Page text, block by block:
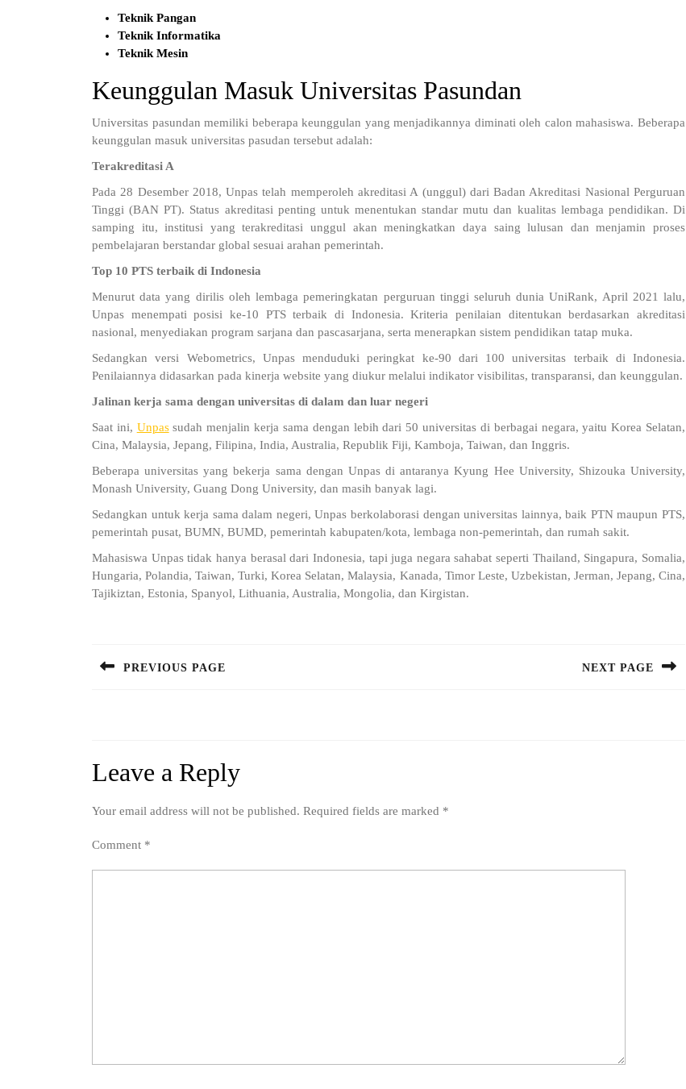
Teknik Pangan
Teknik Informatika
Teknik Mesin
Keunggulan Masuk Universitas Pasundan
Universitas pasundan memiliki beberapa keunggulan yang menjadikannya diminati oleh calon mahasiswa. Beberapa
keunggulan masuk universitas pasudan tersebut adalah:
Terakreditasi A
Pada 28 Desember 2018, Unpas telah memperoleh akreditasi A (unggul) dari Badan Akreditasi Nasional Perguruan
Tinggi (BAN PT). Status akreditasi penting untuk menentukan standar mutu dan kualitas lembaga pendidikan. Di
samping itu, institusi yang terakreditasi unggul akan meningkatkan daya saing lulusan dan menjamin proses
pembelajaran berstandar global sesuai arahan pemerintah.
Top 10 PTS terbaik di Indonesia
Menurut data yang dirilis oleh lembaga pemeringkatan perguruan tinggi seluruh dunia UniRank, April 2021 lalu,
Unpas menempati posisi ke-10 PTS terbaik di Indonesia. Kriteria penilaian ditentukan berdasarkan akreditasi
nasional, menyediakan program sarjana dan pascasarjana, serta menerapkan sistem pendidikan tatap muka.
Sedangkan versi Webometrics, Unpas menduduki peringkat ke-90 dari 100 universitas terbaik di Indonesia.
Penilaiannya didasarkan pada kinerja website yang diukur melalui indikator visibilitas, transparansi, dan keunggulan.
Jalinan kerja sama dengan universitas di dalam dan luar negeri
Saat ini, Unpassudah menjalin kerja sama dengan lebih dari 50 universitas di berbagai negara, yaitu Korea Selatan,
Cina, Malaysia, Jepang, Filipina, India, Australia, Republik Fiji, Kamboja, Taiwan, dan Inggris.
Beberapa universitas yang bekerja sama dengan Unpas di antaranya Kyung Hee University, Shizouka University,
Monash University, Guang Dong University, dan masih banyak lagi.
Sedangkan untuk kerja sama dalam negeri, Unpas berkolaborasi dengan universitas lainnya, baik PTN maupun PTS,
pemerintah pusat, BUMN, BUMD, pemerintah kabupaten/kota, lembaga non-pemerintah, dan rumah sakit.
Mahasiswa Unpas tidak hanya berasal dari Indonesia, tapi juga negara sahabat seperti Thailand, Singapura, Somalia,
Hungaria, Polandia, Taiwan, Turki, Korea Selatan, Malaysia, Kanada, Timor Leste, Uzbekistan, Jerman, Jepang, Cina,
Tajikiztan, Estonia, Spanyol, Lithuania, Australia, Mongolia, dan Kirgistan.
navigation
PREVIOUS PAGE NEXT PAGE
Leave a Reply
Your email address will not be published. Required fields are marked *
Comment *